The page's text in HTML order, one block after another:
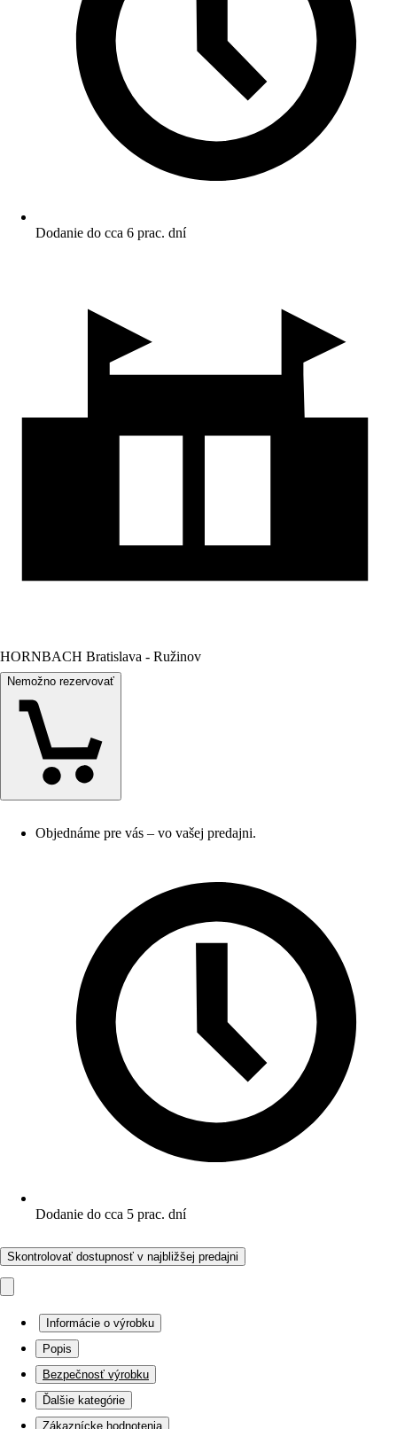
Dodanie do cca 6 prac. dní
HORNBACH Bratislava - Ružinov
Nemožno rezervovať
Objednáme pre vás – vo vašej predajni.
Dodanie do cca 5 prac. dní
Skontrolovať dostupnosť v najbližšej predajni
Informácie o výrobku
Popis
Bezpečnosť výrobku
Ďalšie kategórie
Zákaznícke hodnotenia